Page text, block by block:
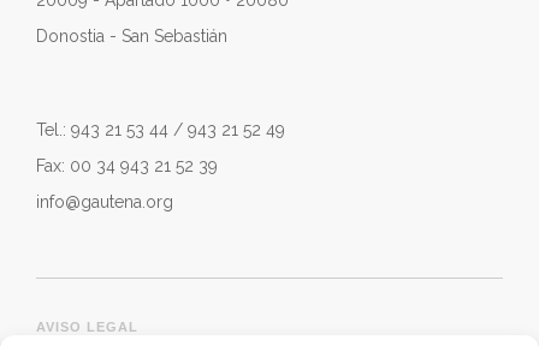
Donostia - San Sebastián
Tel.: 943 21 53 44 / 943 21 52 49
Fax: 00 34 943 21 52 39
info@gautena.org
AVISO LEGAL